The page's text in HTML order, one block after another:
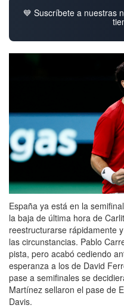
💙 Suscríbete a nuestras
España ya está en la
la baja de última hora de
reestructurarse rápidamente
las circunstancias. Pablo
pista, pero acabó cediendo
esperanza a los de David
pase a semifinales se
Martínez sellaron el pase de
Davis.